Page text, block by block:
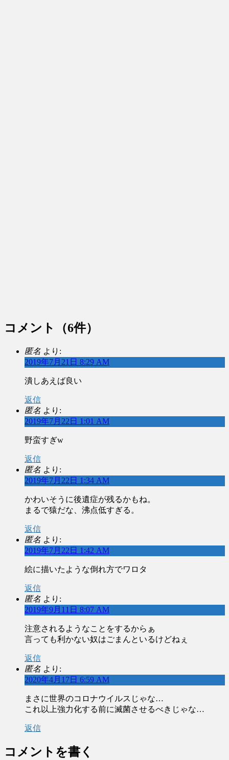
コメント （6件）
匿名 より:
2019年7月21日 8:29 AM
潰しあえば良い
返信
匿名 より:
2019年7月22日 1:01 AM
野蛮すぎw
返信
匿名 より:
2019年7月22日 1:34 AM
かわいそうに後遺症が残るかもね。
まるで猿だな、沸点低すぎる。
返信
匿名 より:
2019年7月22日 1:42 AM
絵に描いたような倒れ方でワロタ
返信
匿名 より:
2019年9月11日 8:07 AM
注意されるようなことをするからぁ
言っても利かない奴はごまんといるけどねぇ
返信
匿名 より:
2020年4月17日 6:59 AM
まさに世界のコロナウイルスじゃな…
これ以上強力化する前に滅菌させるべきじゃな…
返信
コメントを書く